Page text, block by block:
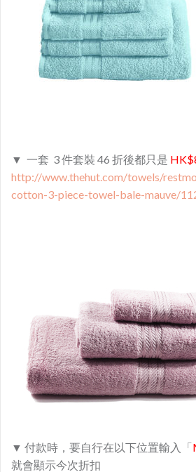
▼ 一套 3 件套裝 46 折後都只是
http://www.thehut.com/towels/
cotton-3-piece-towel-bale-mauve/
▼ 付款時，要自行在以下位置輸入「
就會顯示今次折扣